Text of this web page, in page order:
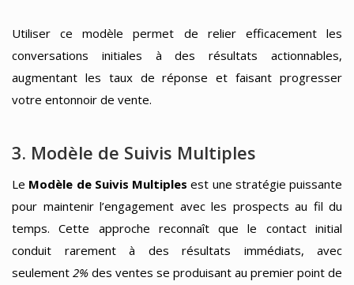
Utiliser ce modèle permet de relier efficacement les
conversations initiales à des résultats actionnables,
augmentant les taux de réponse et faisant progresser
votre entonnoir de vente.
3. Modèle de Suivis Multiples
Le Modèle de Suivis Multiples est une stratégie puissante
pour maintenir l’engagement avec les prospects au fil du
temps. Cette approche reconnaît que le contact initial
conduit rarement à des résultats immédiats, avec
seulement 2% des ventes se produisant au premier point de